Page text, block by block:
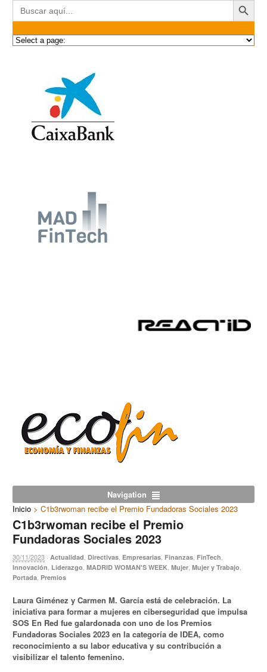
Buscar:
Navigation
Inicio > C1b3rwoman recibe el Premio Fundadoras Sociales 2023
C1b3rwoman recibe el Premio
Fundadoras Sociales 2023
30/11/2023 ·Actualidad, Directivas, Empresarias, Finanzas, FinTech,
Innovación, Liderazgo,MADRID WOMAN'S WEEK,Mujer,Mujer y Trabajo,
Portada, Premios
Laura Giménez y Carmen M. García está de celebración. La
iniciativa para formar a mujeres en ciberseguridad que impulsa
SOS En Red fue galardonada con uno de los Premios
Fundadoras Sociales 2023 en la categoría de IDEA, como
reconocimiento a su labor educativa y su contribución a
visibilizar el talento femenino.